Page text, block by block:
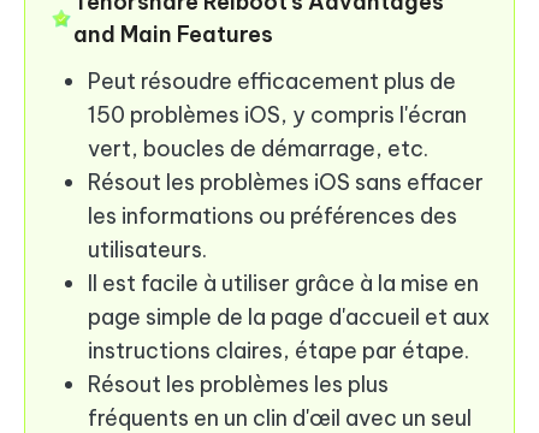
and Main Features
Peut résoudre efficacement plus de
150 problèmes iOS, y compris l'écran
vert, boucles de démarrage, etc.
Résout les problèmes iOS sans effacer
les informations ou préférences des
utilisateurs.
Il est facile à utiliser grâce à la mise en
page simple de la page d'accueil et aux
instructions claires, étape par étape.
Résout les problèmes les plus
fréquents en un clin d'œil avec un seul